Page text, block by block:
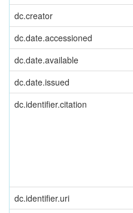
dc.creator
dc.date.accessioned
dc.date.available
dc.date.issued
dc.identifier.citation
dc.identifier.uri